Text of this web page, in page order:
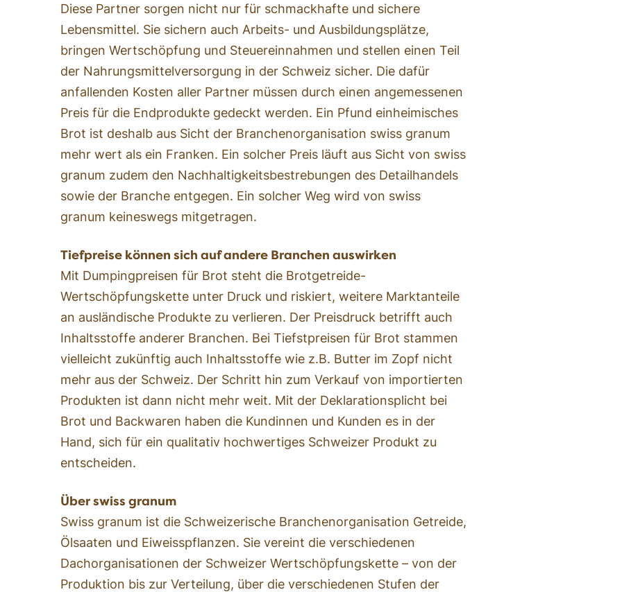
Diese Partner sorgen nicht nur für schmackhafte und sichere
Lebensmittel. Sie sichern auch Arbeits- und Ausbildungsplätze,
bringen Wertschöpfung und Steuereinnahmen und stellen einen Teil
der Nahrungsmittelversorgung in der Schweiz sicher. Die dafür
anfallenden Kosten aller Partner müssen durch einen angemessenen
Preis für die Endprodukte gedeckt werden. Ein Pfund einheimisches
Brot ist deshalb aus Sicht der Branchenorganisation swiss granum
mehr wert als ein Franken. Ein solcher Preis läuft aus Sicht von swiss
granum zudem den Nachhaltigkeitsbestrebungen des Detailhandels
sowie der Branche entgegen. Ein solcher Weg wird von swiss
granum keineswegs mitgetragen.
Tiefpreise können sich auf andere Branchen auswirken
Mit Dumpingpreisen für Brot steht die Brotgetreide-
Wertschöpfungskette unter Druck und riskiert, weitere Marktanteile
an ausländische Produkte zu verlieren. Der Preisdruck betrifft auch
Inhaltsstoffe anderer Branchen. Bei Tiefstpreisen für Brot stammen
vielleicht zukünftig auch Inhaltsstoffe wie z.B. Butter im Zopf nicht
mehr aus der Schweiz. Der Schritt hin zum Verkauf von importierten
Produkten ist dann nicht mehr weit. Mit der Deklarationsplicht bei
Brot und Backwaren haben die Kundinnen und Kunden es in der
Hand, sich für ein qualitativ hochwertiges Schweizer Produkt zu
entscheiden.
Über swiss granum
Swiss granum ist die Schweizerische Branchenorganisation Getreide,
Ölsaaten und Eiweisspflanzen. Sie vereint die verschiedenen
Dachorganisationen der Schweizer Wertschöpfungskette – von der
Produktion bis zur Verteilung, über die verschiedenen Stufen der